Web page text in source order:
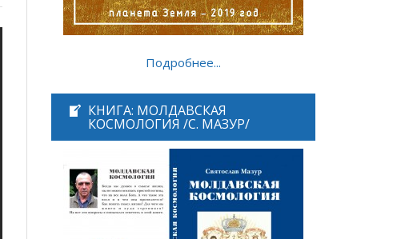
Подробнее...
КНИГА: МОЛДАВСКАЯ
КОСМОЛОГИЯ /С. МАЗУР/